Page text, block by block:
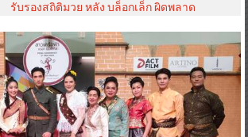
รับรองสถิติมวย หลัง บล็อกเล็ก ผิดพลาด